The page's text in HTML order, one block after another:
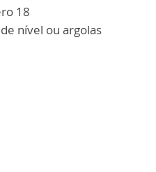
18
nível ou argolas